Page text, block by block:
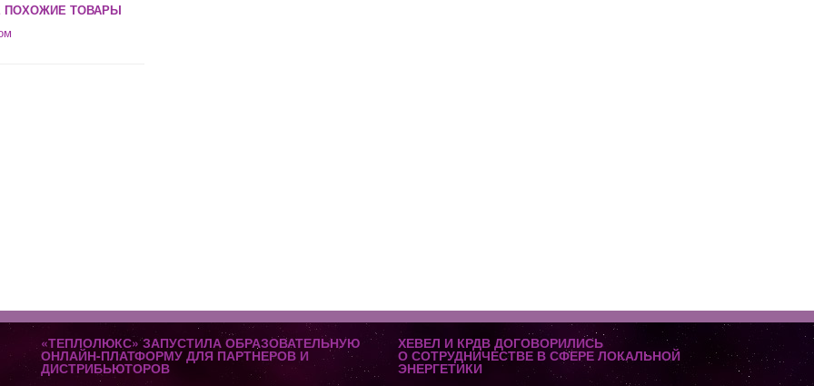
ПОХОЖИЕ ТОВАРЫ
«ТЕПЛОЛЮКС» ЗАПУСТИЛА ОБРАЗОВАТЕЛЬНУЮ
ОНЛАЙН-ПЛАТФОРМУ ДЛЯ ПАРТНЕРОВ И
ДИСТРИБЬЮТОРОВ
ХЕВЕЛ И КРДВ ДОГОВОРИЛИСЬ
О СОТРУДНИЧЕСТВЕ В СФЕРЕ ЛОКАЛЬНОЙ
ЭНЕРГЕТИКИ